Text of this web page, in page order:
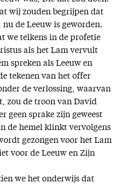
wij zouden begrijpen dat
de Leeuw is geworden.
we telkens in de profetie
als het Lam vervult
spreken als Leeuw en
tekenen van het offer
de verlossing, waarvan
zou de troon van David
geen sprake zijn geweest
de hemel klinkt vervolgens
gezongen voor het Lam
voor de Leeuw en Zijn
we het onderwijs dat